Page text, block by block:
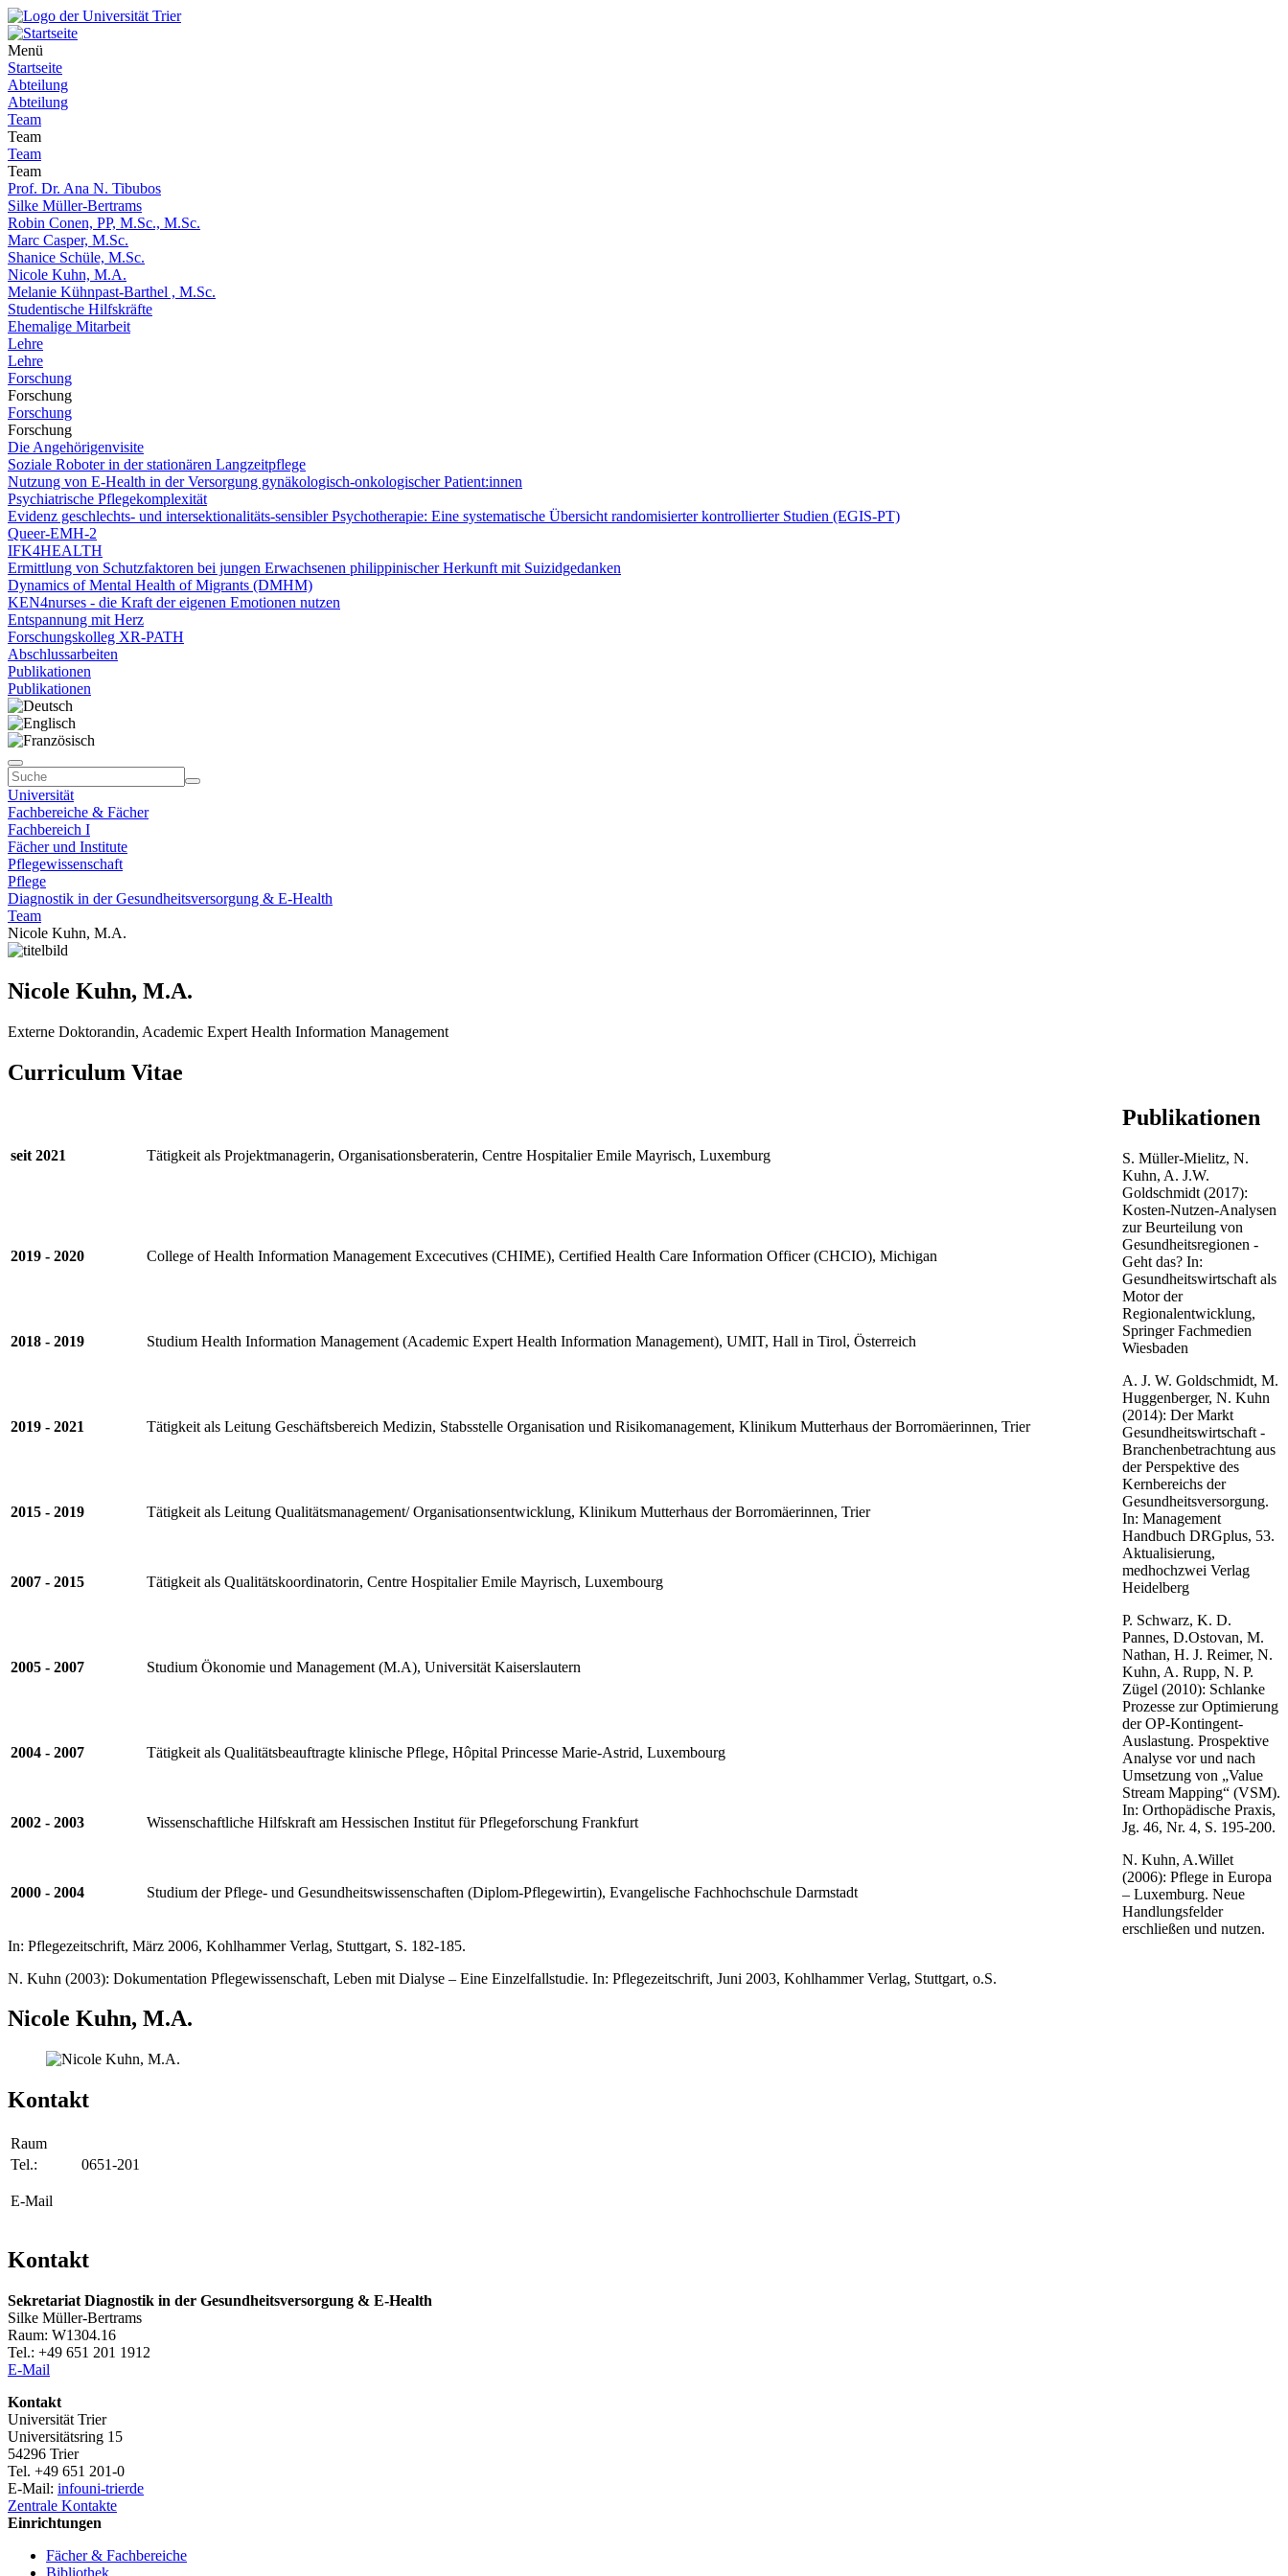
Menü
Startseite
Abteilung
Abteilung
Team
Team
Team
Team
Prof. Dr. Ana N. Tibubos
Silke Müller-Bertrams
Robin Conen, PP, M.Sc., M.Sc.
Marc Casper, M.Sc.
Shanice Schüle, M.Sc.
Nicole Kuhn, M.A.
Melanie Kühnpast-Barthel , M.Sc.
Studentische Hilfskräfte
Ehemalige Mitarbeit
Lehre
Lehre
Forschung
Forschung
Forschung
Forschung
Die Angehörigenvisite
Soziale Roboter in der stationären Langzeitpflege
Nutzung von E-Health in der Versorgung gynäkologisch-onkologischer Patient:innen
Psychiatrische Pflegekomplexität
Evidenz geschlechts- und intersektionalitäts-sensibler Psychotherapie: Eine systematische Übersicht randomisierter kontrollierter Studien (EGIS-PT)
Queer-EMH-2
IFK4HEALTH
Ermittlung von Schutzfaktoren bei jungen Erwachsenen philippinischer Herkunft mit Suizidgedanken
Dynamics of Mental Health of Migrants (DMHM)
KEN4nurses - die Kraft der eigenen Emotionen nutzen
Entspannung mit Herz
Forschungskolleg XR-PATH
Abschlussarbeiten
Publikationen
Publikationen
Universität
Fachbereiche & Fächer
Fachbereich I
Fächer und Institute
Pflegewissenschaft
Pflege
Diagnostik in der Gesundheitsversorgung & E-Health
Team
Nicole Kuhn, M.A.
Nicole Kuhn, M.A.
Externe Doktorandin, Academic Expert Health Information Management
Curriculum Vitae
seit 2021 Tätigkeit als Projektmanagerin, Organisationsberaterin, Centre Hospitalier Emile Mayrisch, Luxemburg
2019 - 2020 College of Health Information Management Excecutives (CHIME), Certified Health Care Information Officer (CHCIO), Michigan
2018 - 2019 Studium Health Information Management (Academic Expert Health Information Management), UMIT, Hall in Tirol, Österreich
2019 - 2021 Tätigkeit als Leitung Geschäftsbereich Medizin, Stabsstelle Organisation und Risikomanagement, Klinikum Mutterhaus der Borromäerinnen, Trier
2015 - 2019 Tätigkeit als Leitung Qualitätsmanagement/ Organisationsentwicklung, Klinikum Mutterhaus der Borromäerinnen, Trier
2007 - 2015 Tätigkeit als Qualitätskoordinatorin, Centre Hospitalier Emile Mayrisch, Luxembourg
2005 - 2007 Studium Ökonomie und Management (M.A), Universität Kaiserslautern
2004 - 2007 Tätigkeit als Qualitätsbeauftragte klinische Pflege, Hôpital Princesse Marie-Astrid, Luxembourg
2002 - 2003 Wissenschaftliche Hilfskraft am Hessischen Institut für Pflegeforschung Frankfurt
2000 - 2004 Studium der Pflege- und Gesundheitswissenschaften (Diplom-Pflegewirtin), Evangelische Fachhochschule Darmstadt
Publikationen
S. Müller-Mielitz, N.
Kuhn, A. J.W.
Goldschmidt (2017):
Kosten-Nutzen-Analysen
zur Beurteilung von
Gesundheitsregionen -
Geht das? In:
Gesundheitswirtschaft als
Motor der
Regionalentwicklung,
Springer Fachmedien
Wiesbaden
A. J. W. Goldschmidt, M.
Huggenberger, N. Kuhn
(2014): Der Markt
Gesundheitswirtschaft -
Branchenbetrachtung aus
der Perspektive des
Kernbereichs der
Gesundheitsversorgung.
In: Management
Handbuch DRGplus, 53.
Aktualisierung,
medhochzwei Verlag
Heidelberg
P. Schwarz, K. D.
Pannes, D.Ostovan, M.
Nathan, H. J. Reimer, N.
Kuhn, A. Rupp, N. P.
Zügel (2010): Schlanke
Prozesse zur Optimierung
der OP-Kontingent-
Auslastung. Prospektive
Analyse vor und nach
Umsetzung von „Value
Stream Mapping“ (VSM).
In: Orthopädische Praxis,
Jg. 46, Nr. 4, S. 195-200.
N. Kuhn, A.Willet
(2006): Pflege in Europa
– Luxemburg. Neue
Handlungsfelder
erschließen und nutzen.
In: Pflegezeitschrift, März 2006, Kohlhammer Verlag, Stuttgart, S. 182-185.
N. Kuhn (2003): Dokumentation Pflegewissenschaft, Leben mit Dialyse – Eine Einzelfallstudie. In: Pflegezeitschrift, Juni 2003, Kohlhammer Verlag, Stuttgart, o.S.
Nicole Kuhn, M.A.
Kontakt
Raum
Tel.:
0651-201
E-Mail
Kontakt
Sekretariat Diagnostik in der Gesundheitsversorgung & E-Health
Silke Müller-Bertrams
Raum: W1304.16
Tel.: +49 651 201 1912
E-Mail
Kontakt
Universität Trier
Universitätsring 15
54296 Trier
Tel. +49 651 201-0
E-Mail: infouni-trierde
Zentrale Kontakte
Einrichtungen
Fächer & Fachbereiche
Bibliothek